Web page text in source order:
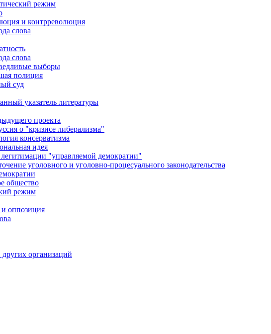
режим
и контрреволюция
слова
слова
выборы
полиция
суд
указатель литературы
проекта
о "кризисе либерализма"
консерватизма
идея
"управляемой демократии"
уголовного и уголовно-процесуального законодательства
общество
режим
оппозиция
организаций